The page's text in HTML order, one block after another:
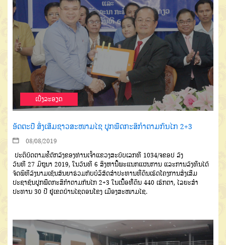
ເບີ່ງລະອຽດ
ອັດຕະປື ສົ່ງເສີມຊາວສະໜາມໄຊ ປູກພືດກະສິກຳຕາມກົນໄກ 2+3
08/08/2019
ປະຕິບັດຕາມຂໍ້ຕົກລົງຂອງທ່ານເຈົ້າແຂວງສະບັບເລກທີ 1034/ຈຂອປ ລົງ
ວັນທີ 27 ມິຖຸນາ 2019, ໃນວັນທີ 6 ສິງຫານີ້ພະແນກແຜນການ ແລະການລົງທຶນໄດ້
ຈັດພິທີລົງນາມເຊັນສັນຍາຮ່ວມກັບບໍລິສັດສຳປະທານທີ່ດິນເຮັດໂຄງການສົ່ງເສີມ
ປະຊາຊົນປູກພືດກະສິກຳຕາມກົນໄກ 2+3 ໃນເນື້ອທ່ີ່ດິນ 440 ເຮັກຕາ, ໄລຍະສໍາ
ປະທານ 30 ປີ ຢູ່ເຂດບ້ານໄຊດອນໂຂງ ເມືອງສະໜາມໄຊ.